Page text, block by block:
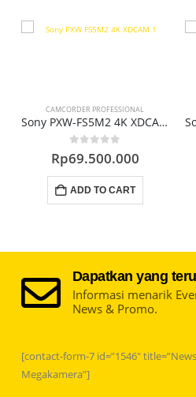
CAMCORDER PROFESSIONAL
Sony PXW-FS5M2 4K XDCAM Super 35mm Compact Camcorder
0 out of 5
Rp69.500.000
ADD TO CART
Dapatkan yang
Informasi menarik
News & Promo.
[contact-form-7 id=”1546″
Megakamera”]